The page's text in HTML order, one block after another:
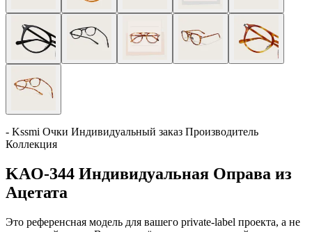
- Kssmi Очки Индивидуальный заказ Производитель
Коллекция
KAO-344 Индивидуальная Оправа из
Ацетата
Это референсная модель для вашего private-label проекта, а не